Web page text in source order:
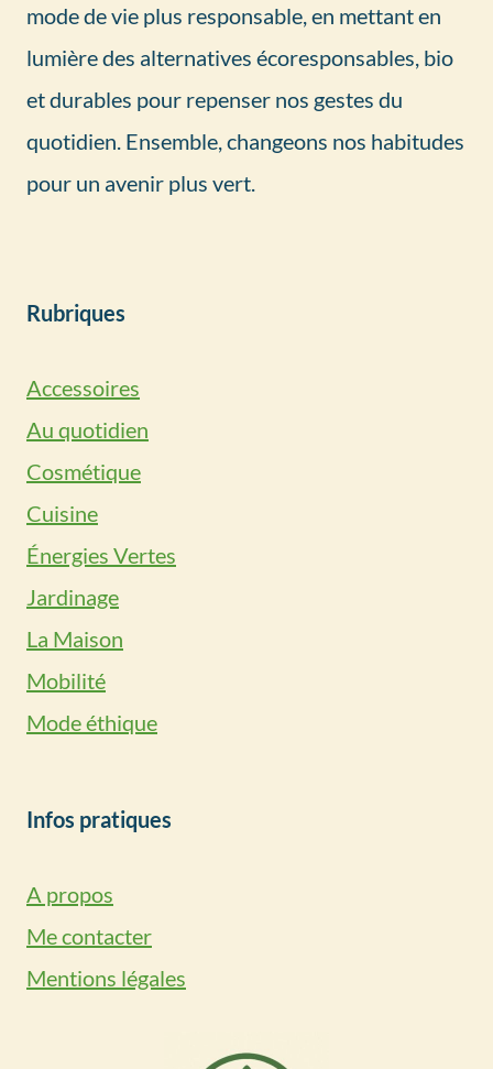
mode de vie plus responsable, en mettant en
lumière des alternatives écoresponsables, bio
et durables pour repenser nos gestes du
quotidien. Ensemble, changeons nos habitudes
pour un avenir plus vert.
Rubriques
Accessoires
Au quotidien
Cosmétique
Cuisine
Énergies Vertes
Jardinage
La Maison
Mobilité
Mode éthique
Infos pratiques
A propos
Me contacter
Mentions légales